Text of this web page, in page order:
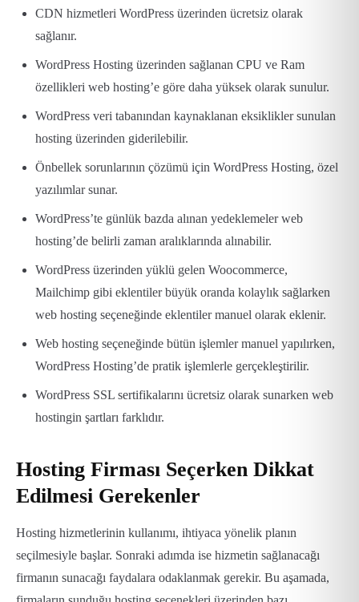
CDN hizmetleri WordPress üzerinden ücretsiz olarak
sağlanır.
WordPress Hosting üzerinden sağlanan CPU ve Ram
özellikleri web hosting’e göre daha yüksek olarak sunulur.
WordPress veri tabanından kaynaklanan eksiklikler sunulan
hosting üzerinden giderilebilir.
Önbellek sorunlarının çözümü için WordPress Hosting, özel
yazılımlar sunar.
WordPress’te günlük bazda alınan yedeklemeler web
hosting’de belirli zaman aralıklarında alınabilir.
WordPress üzerinden yüklü gelen Woocommerce,
Mailchimp gibi eklentiler büyük oranda kolaylık sağlarken
web hosting seçeneğinde eklentiler manuel olarak eklenir.
Web hosting seçeneğinde bütün işlemler manuel yapılırken,
WordPress Hosting’de pratik işlemlerle gerçekleştirilir.
WordPress SSL sertifikalarını ücretsiz olarak sunarken web
hostingin şartları farklıdır.
Hosting Firması Seçerken Dikkat
Edilmesi Gerekenler
Hosting hizmetlerinin kullanımı, ihtiyaca yönelik planın
seçilmesiyle başlar. Sonraki adımda ise hizmetin sağlanacağı
firmanın sunacağı faydalara odaklanmak gerekir. Bu aşamada,